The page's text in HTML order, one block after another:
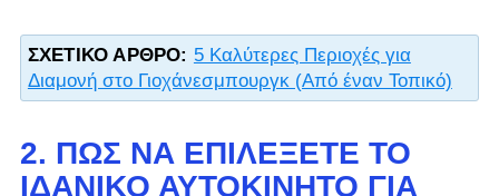
ΣΧΕΤΙΚΌ ΆΡΘΡΟ: 5 Καλύτερες Περιοχές για
Διαμονή στο Γιοχάνεσμπουργκ (Από έναν Τοπικό)
2. ΠΏΣ ΝΑ ΕΠΙΛΈΞΕΤΕ ΤΟ
ΙΔΑΝΙΚΌ ΑΥΤΟΚΊΝΗΤΟ ΓΙΑ